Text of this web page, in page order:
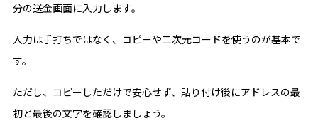
分の送金画面に入力します。
入力は手打ちではなく、コピーや二次元コードを使うのが基本で
す。
ただし、コピーしただけで安心せず、貼り付け後にアドレスの最
初と最後の文字を確認しましょう。